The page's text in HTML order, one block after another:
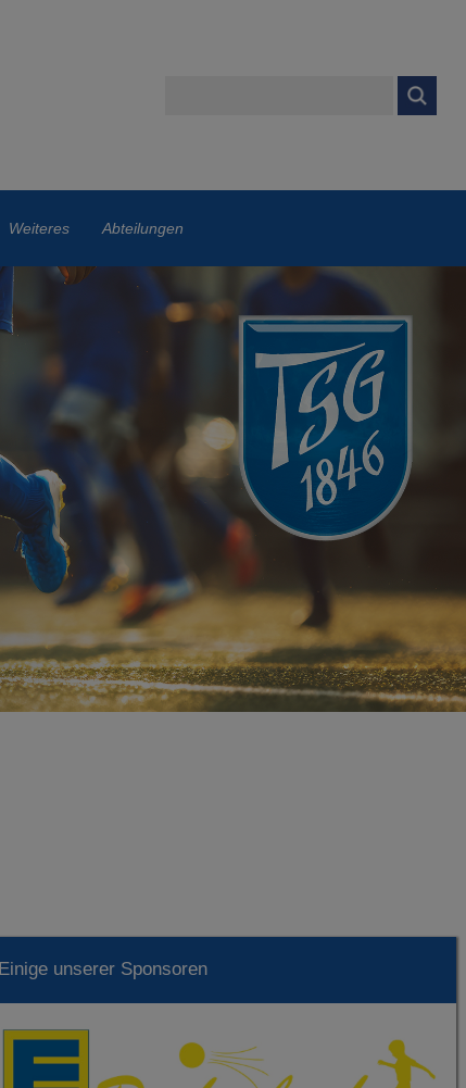
Weiteres Abteilungen
Einige unserer Sponsoren